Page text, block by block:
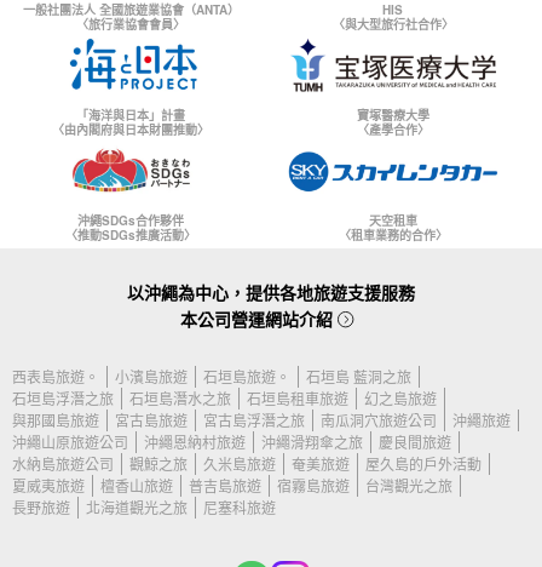
一般社團法人 全國旅遊業協會（ANTA）
〈旅行業協會會員〉
HIS
〈與大型旅行社合作〉
「海洋與日本」計畫
〈由內閣府與日本財團推動〉
寶塚醫療大學
〈產學合作〉
沖繩SDGs合作夥伴
〈推動SDGs推廣活動〉
天空租車
〈租車業務的合作〉
以沖繩為中心，提供各地旅遊支援服務
本公司營運網站介紹
西表島旅遊。 小濱島旅遊 石垣島旅遊。
石垣島 藍洞之旅
石垣島浮潛之旅
石垣島潛水之旅 石垣島租車旅遊
幻之島旅遊
與那國島旅遊
宮古島旅遊 宮古島浮潛之旅 南瓜洞穴旅遊公司
沖繩旅遊
沖繩山原旅遊公司
沖繩恩納村旅遊 沖繩滑翔傘之旅
慶良間旅遊
水納島旅遊公司
觀鯨之旅 久米島旅遊 奄美旅遊
屋久島的戶外活動
夏威夷旅遊
檀香山旅遊 普吉島旅遊 宿霧島旅遊
台灣觀光之旅
長野旅遊
北海道觀光之旅 尼塞科旅遊